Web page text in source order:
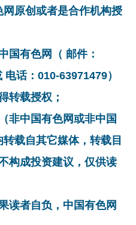
网原创或者是合作机构授
国有色网（ 邮件：
话：010-63971479）
转载授权；
非中国有色网或非中国
载自其它媒体，转载目
构成投资建议，仅供读
读者自负，中国有色网